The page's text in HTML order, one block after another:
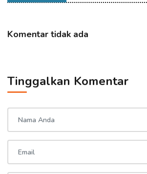
Komentar tidak ada
Tinggalkan Komentar